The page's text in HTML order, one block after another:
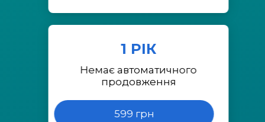
1 РІК
Немає автоматичного
продовження
599 грн